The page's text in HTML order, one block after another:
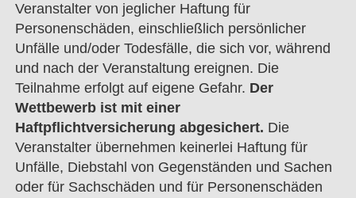
Veranstalter von jeglicher Haftung für
Personenschäden, einschließlich persönlicher
Unfälle und/oder Todesfälle, die sich vor, während
und nach der Veranstaltung ereignen. Die
Teilnahme erfolgt auf eigene Gefahr. Der
Wettbewerb ist mit einer
Haftpflichtversicherung abgesichert. Die
Veranstalter übernehmen keinerlei Haftung für
Unfälle, Diebstahl von Gegenständen und Sachen
oder für Sachschäden und für Personenschäden